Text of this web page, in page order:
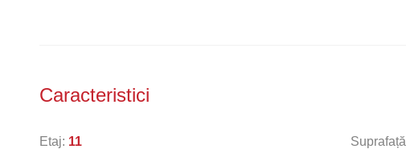
Caracteristici
Etaj: 11